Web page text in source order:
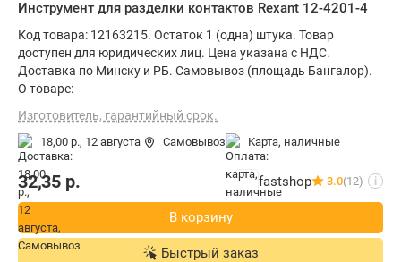
Инструмент для разделки контактов Rexant 12-4201-4
Код товара: 12163215. Остаток 1 (одна) штука. Товар
доступен для юридических лиц. Цена указана с НДС.
Доставка по Минску и РБ. Самовывоз (площадь Бангалор).
О товаре:
Изготовитель, гарантийный срок.
18,00 р., 12 августа Самовывоз карта, наличные
32,35 р. fastshop 3.0(12) i
В корзину
Быстрый заказ